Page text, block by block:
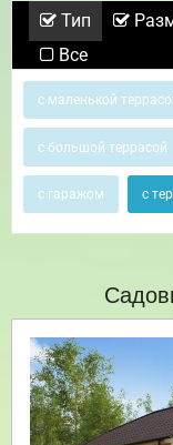
Тип
Все
с маленькой
с большой террасой
с гаражом с